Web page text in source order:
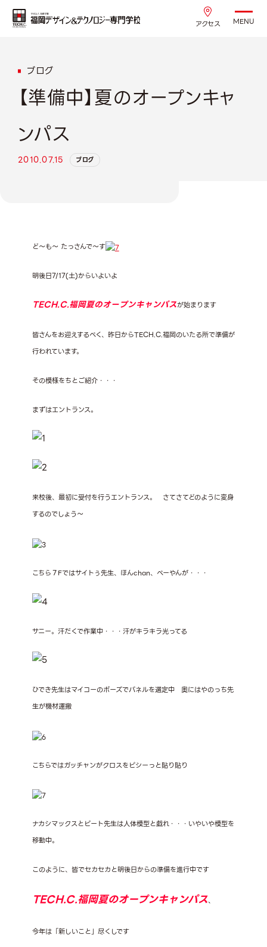
アクセス MENU
ブログ
【準備中】夏のオープンキャ
ンパス
2010.07.15 ブログ
ど～も～ たっさんで～す
明後日7/17(土)からいよいよ
TECH.C.福岡夏のオープンキャンパスが始まります
皆さんをお迎えするべく、昨日からTECH.C.福岡のいたる所で準備が
行われています。
その模様をちとご紹介・・・
まずはエントランス。
来校後、最初に受付を行うエントランス。 さてさてどのように変身
するのでしょう～
こちら７Fではサイトぅ先生、ほんchan、べーやんが・・・
サニー。汗だくで作業中・・・汗がキラキラ光ってる
ひでき先生はマイコーのポーズでパネルを選定中 奥にはやのっち先
生が機材運搬
こちらではガッチャンがクロスをピシーっと貼り貼り
ナカシマックスとピート先生は人体模型と戯れ・・・いやいや模型を
移動中。
このように、皆でセカセカと明後日からの準備を進行中です
TECH.C.福岡夏のオープンキャンパス、
今年は「新しいこと」尽くしです